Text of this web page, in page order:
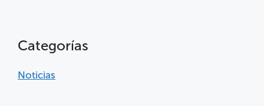
Categorías
Noticias